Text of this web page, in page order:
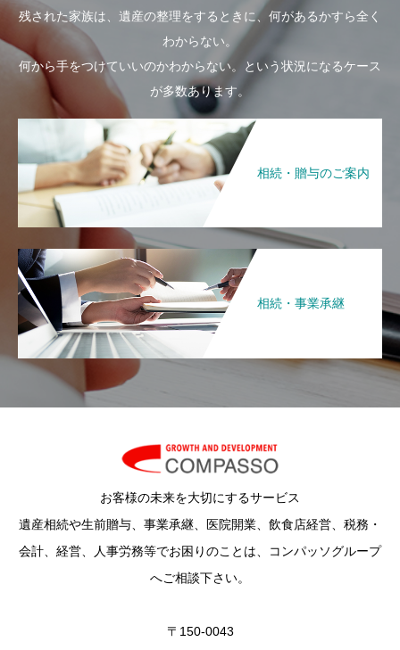
残された家族は、遺産の整理をするときに、何があるかすら全く
わからない。
何から手をつけていいのかわからない。という状況になるケース
が多数あります。
相続・贈与のご案内
相続・事業承継
お客様の未来を大切にするサービス
遺産相続や生前贈与、事業承継、医院開業、飲食店経営、税務・
会計、経営、人事労務等でお困りのことは、コンパッソグループ
へご相談下さい。
〒150-0043